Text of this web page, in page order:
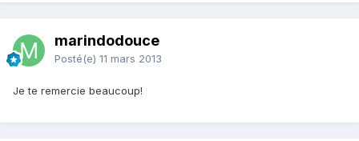
marindodouce
Posté(e) 11 mars 2013
Je te remercie beaucoup!